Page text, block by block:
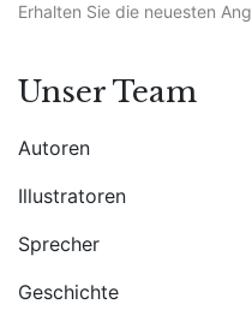
Erhalten Sie die neuesten
Unser Team
Autoren
Illustratoren
Sprecher
Geschichte